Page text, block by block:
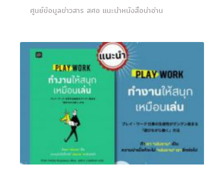
ศูนย์ข้อมูลข่าวสาร สศอ แนะนำหนังสือน่าอ่าน